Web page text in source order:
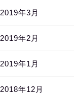
2019年3月
2019年2月
2019年1月
2018年12月